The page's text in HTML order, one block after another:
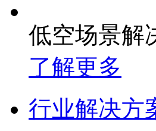
低空场景解
了解更多
行业解决方